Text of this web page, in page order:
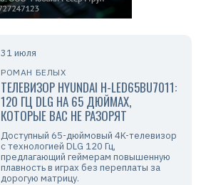
31 июля
РОМАН БЕЛЫХ
ТЕЛЕВИЗОР HYUNDAI H-LED65BU7011:
120 ГЦ DLG НА 65 ДЮЙМАХ,
КОТОРЫЕ ВАС НЕ РАЗОРЯТ
Доступный 65-дюймовый 4K-телевизор
с технологией DLG 120 Гц,
предлагающий геймерам повышенную
плавность в играх без переплаты за
дорогую матрицу.